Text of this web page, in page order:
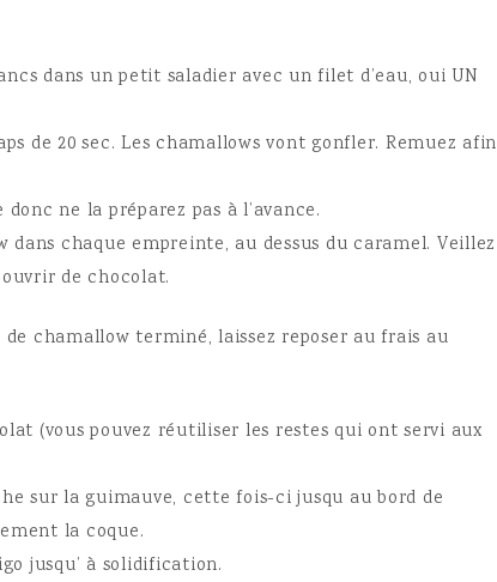
dans un petit saladier avec un filet d’eau, oui UN
de 20 sec. Les chamallows vont gonfler. Remuez afin
ne la préparez pas à l’avance.
chaque empreinte, au dessus du caramel. Veillez
de chocolat.
chamallow terminé, laissez reposer au frais au
(vous pouvez réutiliser les restes qui ont servi aux
sur la guimauve, cette fois-ci jusqu au bord de
la coque.
jusqu’ à solidification.